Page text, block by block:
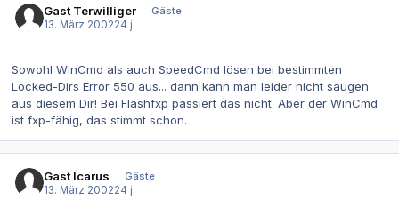
Gast Terwilliger
Gäste
13. März 200224 j
Sowohl WinCmd als auch SpeedCmd lösen bei bestimmten
Locked-Dirs Error 550 aus... dann kann man leider nicht saugen
aus diesem Dir! Bei Flashfxp passiert das nicht. Aber der WinCmd
ist fxp-fähig, das stimmt schon.
Gast Icarus
Gäste
13. März 200224 j